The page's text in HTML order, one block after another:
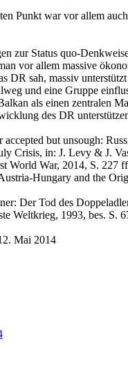
Punkt war vor allem
zur Status quo-
vor allem massive
DR sah, massiv
und eine Gruppe
als einen zentralen
des DR
but unsough:
Crisis, in: J. Levy & J.
World War, 2014, S. 227 ff
Hungary and the
Der Tod des
Weltkrieg, 1993, bes. S.
Mai 2014